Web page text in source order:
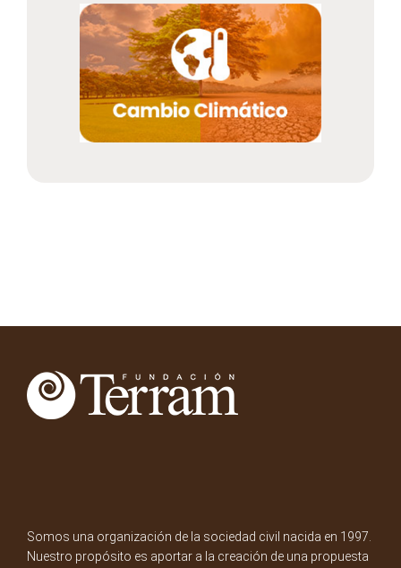
Somos una organización de la sociedad civil nacida en 1997.
Nuestro propósito es aportar a la creación de una propuesta